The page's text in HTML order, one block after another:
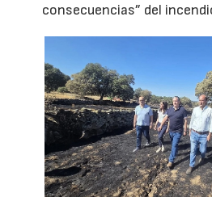
consecuencias” del